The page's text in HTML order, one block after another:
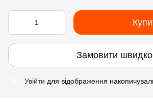
Замовити швидко
Увійти для відображення